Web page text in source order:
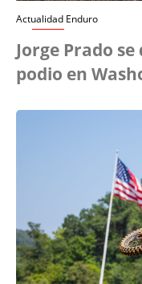
Actualidad Enduro
Jorge Prado
podio en